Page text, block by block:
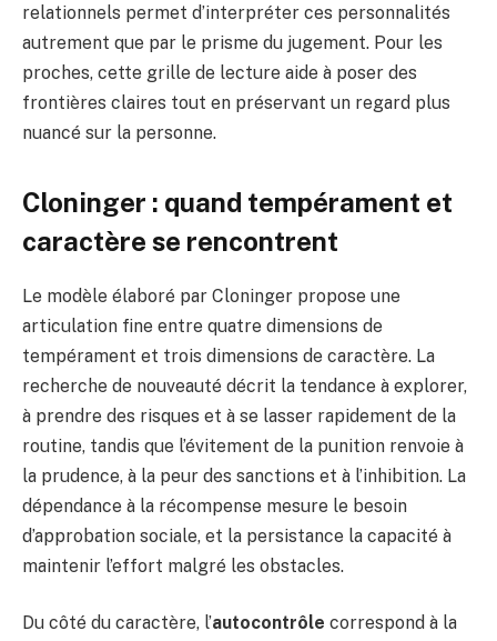
relationnels permet d’interpréter ces personnalités
autrement que par le prisme du jugement. Pour les
proches, cette grille de lecture aide à poser des
frontières claires tout en préservant un regard plus
nuancé sur la personne.
Cloninger : quand tempérament et
caractère se rencontrent
Le modèle élaboré par Cloninger propose une
articulation fine entre quatre dimensions de
tempérament et trois dimensions de caractère. La
recherche de nouveauté décrit la tendance à explorer,
à prendre des risques et à se lasser rapidement de la
routine, tandis que l’évitement de la punition renvoie à
la prudence, à la peur des sanctions et à l’inhibition. La
dépendance à la récompense mesure le besoin
d’approbation sociale, et la persistance la capacité à
maintenir l’effort malgré les obstacles.
Du côté du caractère, l’autocontrôle correspond à la